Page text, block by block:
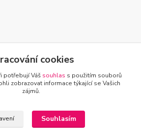
921 266
cookies
potřebují Váš souhlas s použitím souborů
zobrazovat informace týkající se Vašich
zájmů.
Souhlasím